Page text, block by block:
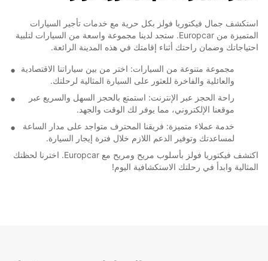
استكشف جمال فيكتوريا فولز بكل حرية مع خدمات تأجير السيارات
المتميزة من Europcar. ستجد لدينا مجموعة واسعة من السيارات لتلبية
احتياجاتك وضمان راحتك أثناء إقامتك في هذه المدينة الرائعة.
مجموعة متنوعة من السيارات: اختر من بين سياراتنا الاقتصادية
والعائلية والفاخرة للعثور على السيارة المثالية لرحلتك.
راحة الحجز عبر الإنترنت: استمتع بالحجز السهل والسريع عبر
موقعنا الإلكتروني، مما يوفر لك الوقت والجهد.
خدمة عملاء متميزة: فريقنا المحترف متواجد على مدار الساعة
لمساعدتك وتوفير الدعم اللازم خلال فترة إيجار السيارة.
اكتشف فيكتوريا فولز بأسلوب مريح ومريح مع Europcar. اخترنا لحظتك
المثالية وابدأ في رحلتك الاستكشافية اليوم!